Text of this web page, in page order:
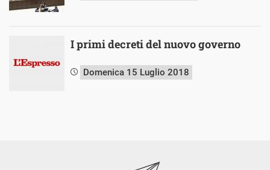
I primi decreti del nuovo governo
Domenica 15 Luglio 2018